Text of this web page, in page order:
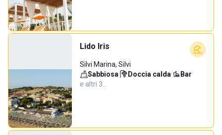
Lido Iris
Silvi Marina, Silvi
Sabbiosa· Doccia calda· Bar·
e altri 3…